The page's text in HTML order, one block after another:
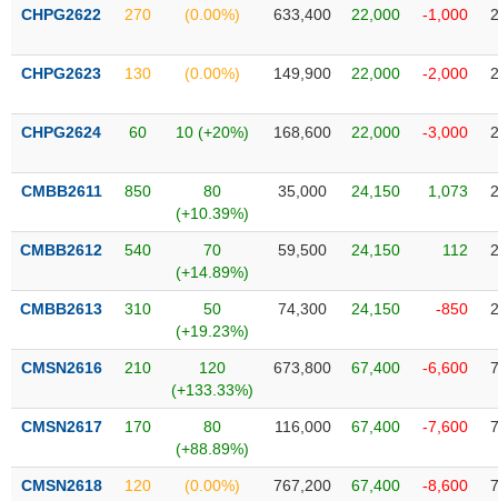
CHPG2622 270 (0.00%) 633,400 22,000 -1,000
CHPG2623 130 (0.00%) 149,900 22,000 -2,000
CHPG2624 60 10 (+20%) 168,600 22,000 -3,000
CMBB2611 850
80
(+10.39%)
35,000 24,150 1,073
CMBB2612 540
70
(+14.89%)
59,500 24,150 112
CMBB2613 310
50
(+19.23%)
74,300 24,150 -850
CMSN2616 210
120
(+133.33%)
673,800 67,400 -6,600
CMSN2617 170
80
(+88.89%)
116,000 67,400 -7,600
CMSN2618 120 (0.00%) 767,200 67,400 -8,600
NGHỆ
TIN
DỊCH
VỤ
THÔNG
TIỆN
ÍCH
BẤT